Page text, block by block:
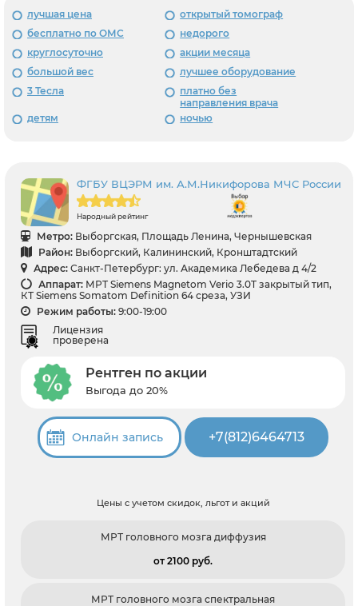
лучшая цена
открытый томограф
бесплатно по ОМС
недорого
круглосуточно
акции месяца
большой вес
лучшее оборудование
3 Тесла
платно без
направления врача
детям
ночью
ФГБУ ВЦЭРМ им. А.М.Никифорова МЧС России
Народный рейтинг
Метро: Выборгская, Площадь Ленина, Чернышевская
Район: Выборгский, Калининский, Кронштадтский
Адрес: Санкт-Петербург: ул. Академика Лебедева д 4/2
Аппарат: МРТ Siemens Magnetom Verio 3.0T закрытый тип,
КТ Siemens Somatom Definition 64 среза, УЗИ
Режим работы: 9:00-19:00
Лицензия
проверена
Рентген по акции
Выгода до 20%
Онлайн запись +7(812)6464713
Цены с учетом скидок, льгот и акций
МРТ головного мозга диффузия
от 2100 pуб.
МРТ головного мозга спектральная